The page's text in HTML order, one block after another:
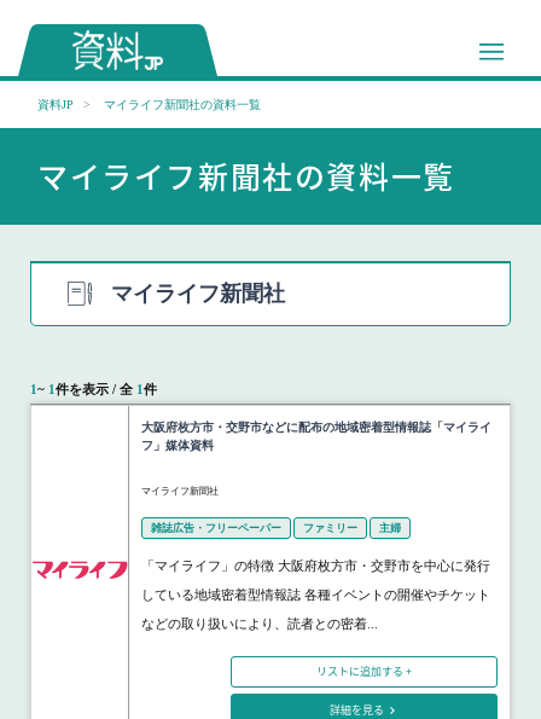
資料JP マイライフ新聞社の資料一覧
マイライフ新聞社の資料一覧
マイライフ新聞社
1~ 1件を表示 / 全 1件
大阪府枚方市・交野市などに配布の地域密着型情報誌「マイライ
フ」媒体資料
マイライフ新聞社
雑誌広告・フリーペーパー ファミリー 主婦
「マイライフ」の特徴 大阪府枚方市・交野市を中心に発行
している地域密着型情報誌 各種イベントの開催やチケット
などの取り扱いにより、読者との密着...
リストに追加する +
詳細を見る